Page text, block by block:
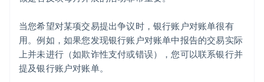
当您希望对某项交易提出争议时，银行账户对账单很有
用。例如，如果您发现银行账户对账单中报告的交易实际
上并未进行（如欺诈性支付或错误），您可以联系银行并
提及银行账户对账单。